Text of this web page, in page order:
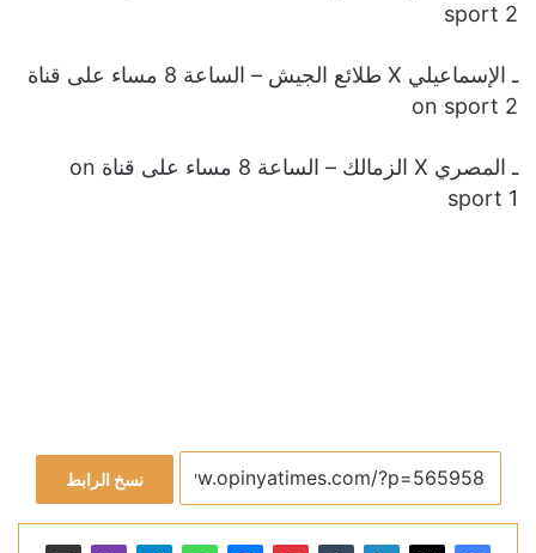
sport 2
ـ الإسماعيلي X طلائع الجيش – الساعة 8 مساء على قناة
on sport 2
ـ المصري X الزمالك – الساعة 8 مساء على قناة on
sport 1
نسخ الرابط